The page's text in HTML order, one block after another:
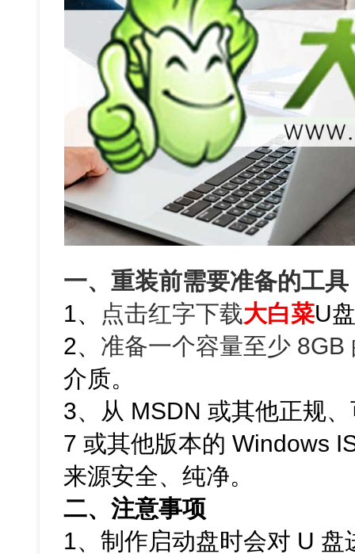
一、重装前需要准备的工具
1、
点击红字下载大白菜U
2、 准备一个容量至少 8GB
介质。
3、从 MSDN 或其他正规
7 或其他版本的 Windows
来源安全、纯净。
二、注意事项
1、制作启动盘时会对 U